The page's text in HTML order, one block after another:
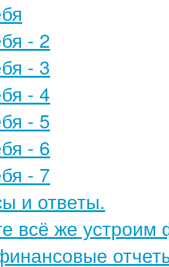
- 2
- 3
- 4
- 5
- 6
- 7
и ответы.
всё же